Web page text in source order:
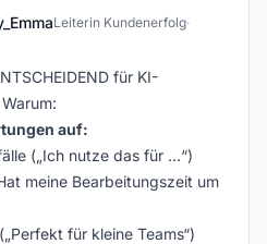
Leiterin Kundenerfolg·
für KI-
auf:
(„Ich nutze das für …“)
meine Bearbeitungszeit um
für kleine Teams“)